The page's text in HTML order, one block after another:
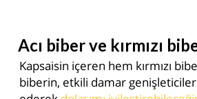
Acı biber ve kırmızı
Kapsaisin içeren hem kırmızı
biberin, etkili damar